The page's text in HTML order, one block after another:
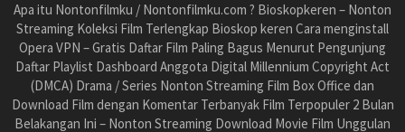
Apa itu Nontonfilmku / Nontonfilmku.com ? Bioskopkeren – Nonton
Streaming Koleksi Film Terlengkap Bioskop keren Cara menginstall
Opera VPN – Gratis Daftar Film Paling Bagus Menurut Pengunjung
Daftar Playlist Dashboard Anggota Digital Millennium Copyright Act
(DMCA) Drama / Series Nonton Streaming Film Box Office dan
Download Film dengan Komentar Terbanyak Film Terpopuler 2 Bulan
Belakangan Ini – Nonton Streaming Download Movie Film Unggulan